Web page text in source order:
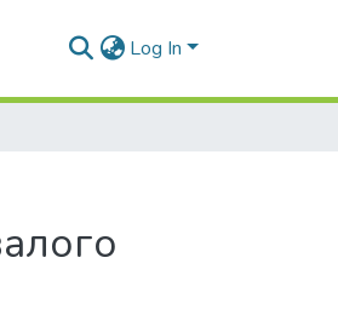
Log In